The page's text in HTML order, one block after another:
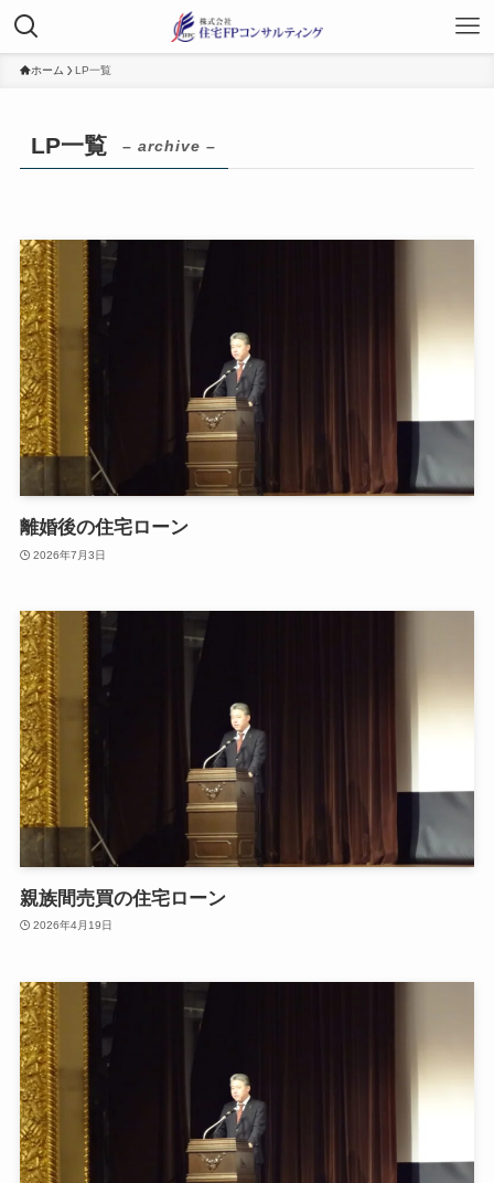
ホーム LP一覧
LP一覧 – archive –
離婚後の住宅ローン
2026年7月3日
親族間売買の住宅ローン
2026年4月19日